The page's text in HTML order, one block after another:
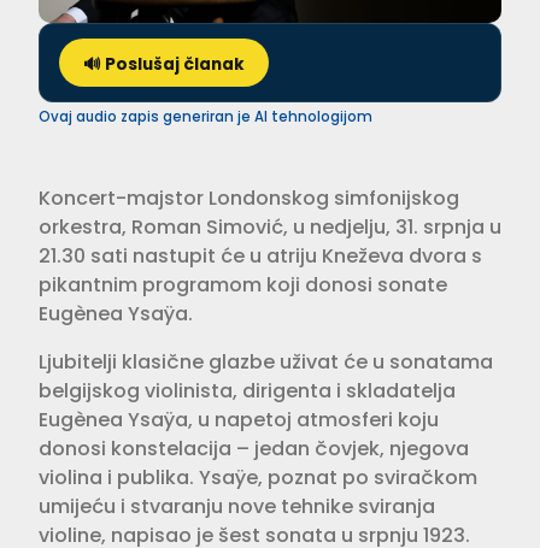
🔊 Poslušaj članak
Ovaj audio zapis generiran je AI tehnologijom
Koncert-majstor Londonskog simfonijskog
orkestra, Roman Simović, u nedjelju, 31. srpnja u
21.30 sati nastupit će u atriju Kneževa dvora s
pikantnim programom koji donosi sonate
Eugènea Ysaÿa.
Ljubitelji klasične glazbe uživat će u sonatama
belgijskog violinista, dirigenta i skladatelja
Eugènea Ysaÿa, u napetoj atmosferi koju
donosi konstelacija – jedan čovjek, njegova
violina i publika. Ysaÿe, poznat po sviračkom
umijeću i stvaranju nove tehnike sviranja
violine, napisao je šest sonata u srpnju 1923.